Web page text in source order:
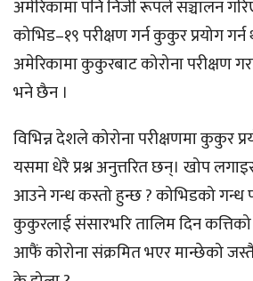
अमेरिकामा पनि निजी रूपले सञ्चालन
कोभिड–१९ परीक्षण गर्न कुकुर प्रयोग
अमेरिकामा कुकुरबाट कोरोना परीक्षण
भने छैन ।
विभिन्न देशले कोरोना परीक्षणमा कुकुर
यसमा धेरै प्रश्न अनुत्तरित छन्। खोप
आउने गन्ध कस्तो हुन्छ ? कोभिडको गन्ध
कुकुरलाई संसारभरि तालिम दिन
आफैं कोरोना संक्रमित भएर मान्छेको